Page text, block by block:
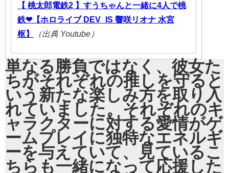
【 桃太郎電鉄2 】すうちゃんと一緒に4人で桃
鉄❤【ホロライブ DEV_IS 響咲リオナ 水宮
枢】
（出典 Youtube）
単なる勝負ではなく、彼女た
ちがそれぞれの推しを守ると
いう新たな楽しみ方を取り入
れていました。それぞれのキ
ャラクターに対する愛情がゲ
ームプレイに独特なエネルギ
ーを与えていて、見ているこ
ちらも一緒になって応援した